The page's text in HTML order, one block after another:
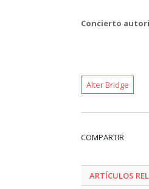
Concierto
Alter Bridge
COMPARTIR
ARTÍCULOS